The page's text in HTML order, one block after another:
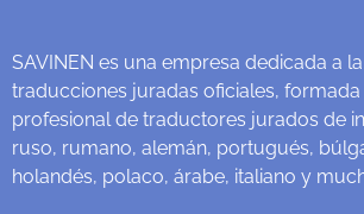
SAVINEN es una empresa dedicada a
traducciones juradas oficiales,
profesional de traductores jurados de
ruso, rumano, alemán, portugués,
holandés, polaco, árabe, italiano y